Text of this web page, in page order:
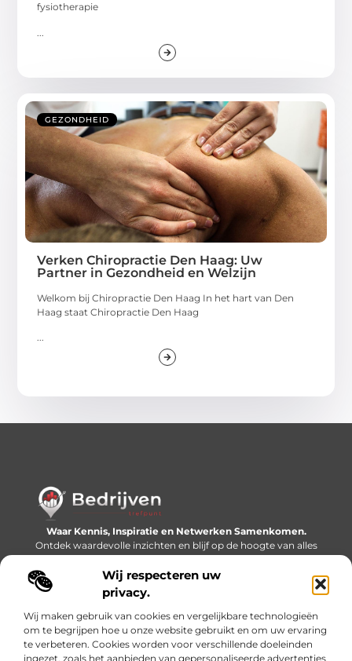
Wij respecteren uw
privacy.
Wij maken gebruik van cookies en vergelijkbare technologieën
om te begrijpen hoe u onze website gebruikt en om uw ervaring
te verbeteren. Cookies worden voor verschillende doeleinden
ingezet, zoals het aanbieden van gepersonaliseerde advertenties
fysiotherapie
GEZONDHEID
Verken Chiropractie Den Haag: Uw
Partner in Gezondheid en Welzijn
Welkom bij Chiropractie Den Haag In het hart van Den
Haag staat Chiropractie Den Haag
Waar Kennis, Inspiratie en Netwerken Samenkomen.
Ontdek waardevolle inzichten en blijf op de hoogte van alles
wat er speelt in de wereld.
Bericht categorie
Onze informatie